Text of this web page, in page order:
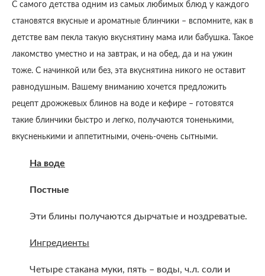
С самого детства одним из самых любимых блюд у каждого
становятся вкусные и ароматные блинчики – вспомните, как в
детстве вам пекла такую вкуснятину мама или бабушка. Такое
лакомство уместно и на завтрак, и на обед, да и на ужин
тоже. С начинкой или без, эта вкуснятина никого не оставит
равнодушным. Вашему вниманию хочется предложить
рецепт дрожжевых блинов на воде и кефире – готовятся
такие блинчики быстро и легко, получаются тоненькими,
вкусненькими и аппетитными, очень-очень сытными.
На воде
Постные
Эти блины получаются дырчатые и ноздреватые.
Ингредиенты
Четыре стакана муки, пять – воды, ч.л. соли и